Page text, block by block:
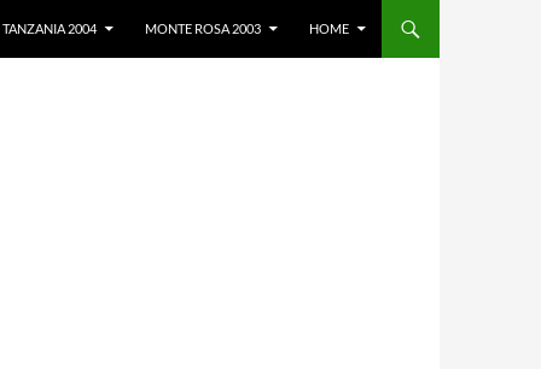
TANZANIA 2004 MONTE ROSA 2003 HOME